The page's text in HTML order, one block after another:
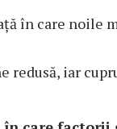
în care noile
redusă, iar